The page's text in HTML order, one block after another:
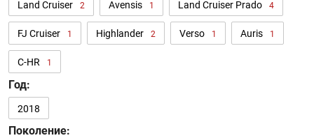
Land Cruiser 2 Avensis 1 Land Cruiser Prado 4
FJ Cruiser 1 Highlander 2 Verso 1 Auris 1
C-HR 1
Год:
2018
Поколение: